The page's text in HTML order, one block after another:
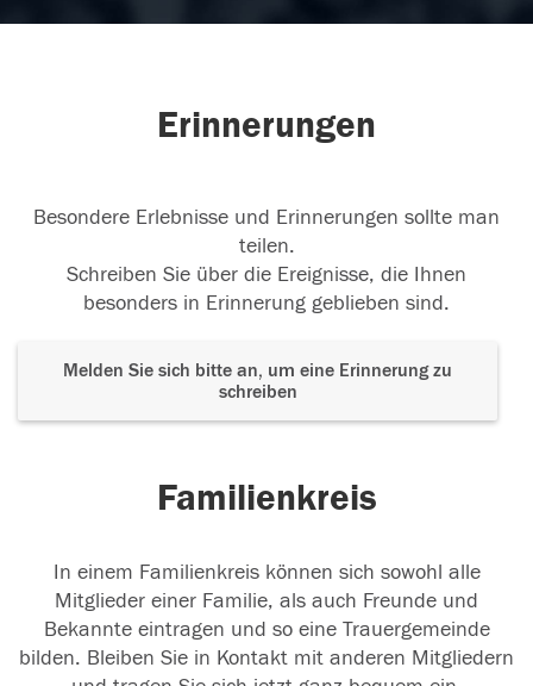
Erinnerungen
Besondere Erlebnisse und Erinnerungen sollte man
teilen.
Schreiben Sie über die Ereignisse, die Ihnen
besonders in Erinnerung geblieben sind.
Melden Sie sich bitte an, um eine Erinnerung zu
schreiben
Familienkreis
In einem Familienkreis können sich sowohl alle
Mitglieder einer Familie, als auch Freunde und
Bekannte eintragen und so eine Trauergemeinde
bilden. Bleiben Sie in Kontakt mit anderen Mitgliedern